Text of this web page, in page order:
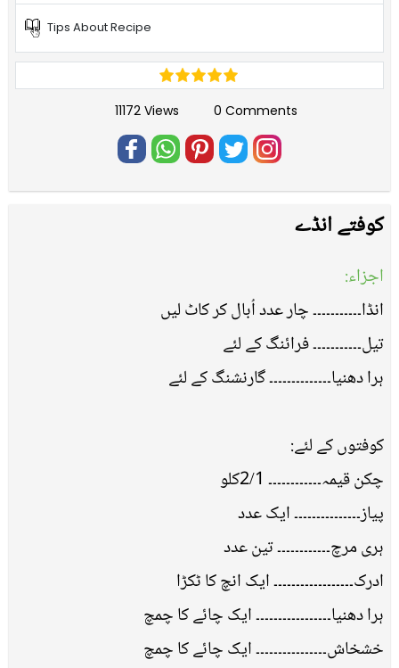
Tips About Recipe
11172 Views 0 Comments
کوفتے انڈے
اجزاء:
انڈا۔۔۔۔۔۔۔۔۔۔۔ چار عدد اُبال کر کاٹ لیں
تیل۔۔۔۔۔۔۔۔۔۔۔ فرائنگ کے لئے
ہرا دھنیا۔۔۔۔۔۔۔۔۔۔۔۔۔۔ گارنشنگ کے لئے
کوفتوں کے لئے:
چکن قیمہ۔۔۔۔۔۔۔۔۔۔۔۔ 2/1کلو
پیاز۔۔۔۔۔۔۔۔۔۔۔۔۔۔۔ ایک عدد
ہری مرچ۔۔۔۔۔۔۔۔۔۔۔۔ تین عدد
ادرک۔۔۔۔۔۔۔۔۔۔۔۔۔۔۔۔۔۔ ایک انچ کا ٹکڑا
ہرا دھنیا۔۔۔۔۔۔۔۔۔۔۔۔۔۔۔۔۔ ایک چائے کا چمچ
خشخاش۔۔۔۔۔۔۔۔۔۔۔۔۔۔۔۔ ایک چائے کا چمچ